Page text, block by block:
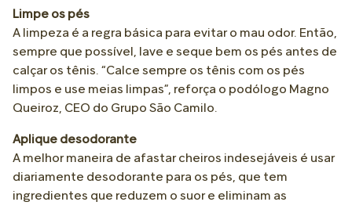
Limpe os pés
A limpeza é a regra básica para evitar o mau odor. Então,
sempre que possível, lave e seque bem os pés antes de
calçar os tênis. “Calce sempre os tênis com os pés
limpos e use meias limpas”, reforça o podólogo Magno
Queiroz, CEO do Grupo São Camilo.
Aplique desodorante
A melhor maneira de afastar cheiros indesejáveis é usar
diariamente desodorante para os pés, que tem
ingredientes que reduzem o suor e eliminam as